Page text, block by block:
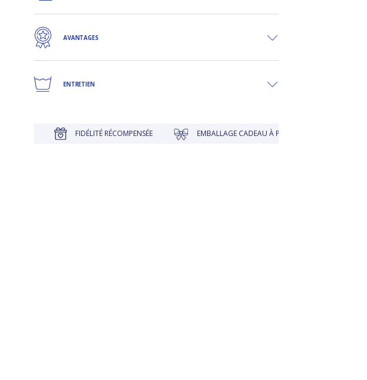
AVANTAGES
ENTRETIEN
FIDÉLITÉ RÉCOMPENSÉE EMBALLAGE CADEAU À PRIX DOUX